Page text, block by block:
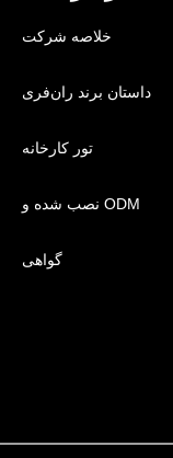
خلاصه شرکت
داستان برند ران‌فری
تور کارخانه
نصب شده و ODM
گواهی